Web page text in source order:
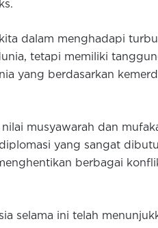
dalam menghadapi
tetapi memiliki
yang berdasarkan
musyawarah dan
yang sangat
berbagai
selama ini telah